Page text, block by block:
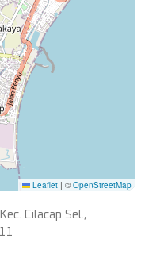
Leaflet | © OpenStreetMap
Cilacap Sel.,